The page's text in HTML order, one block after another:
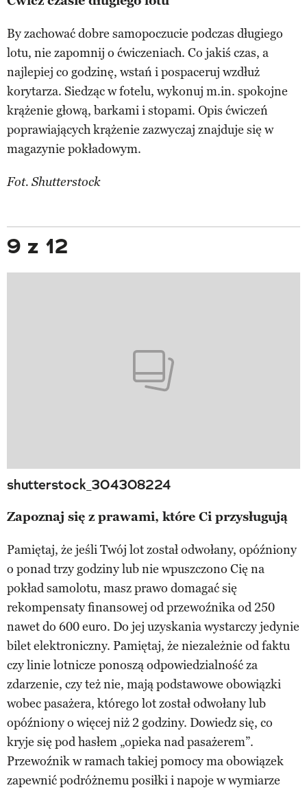
By zachować dobre samopoczucie podczas długiego
lotu, nie zapomnij o ćwiczeniach. Co jakiś czas, a
najlepiej co godzinę, wstań i pospaceruj wzdłuż
korytarza. Siedząc w fotelu, wykonuj m.in. spokojne
krążenie głową, barkami i stopami. Opis ćwiczeń
poprawiających krążenie zazwyczaj znajduje się w
magazynie pokładowym.
Fot. Shutterstock
9 z 12
shutterstock_304308224
Zapoznaj się z prawami, które Ci przysługują
Pamiętaj, że jeśli Twój lot został odwołany, opóźniony
o ponad trzy godziny lub nie wpuszczono Cię na
pokład samolotu, masz prawo domagać się
rekompensaty finansowej od przewoźnika od 250
nawet do 600 euro. Do jej uzyskania wystarczy jedynie
bilet elektroniczny. Pamiętaj, że niezależnie od faktu
czy linie lotnicze ponoszą odpowiedzialność za
zdarzenie, czy też nie, mają podstawowe obowiązki
wobec pasażera, którego lot został odwołany lub
opóźniony o więcej niż 2 godziny. Dowiedz się, co
kryje się pod hasłem „opieka nad pasażerem”.
Przewoźnik w ramach takiej pomocy ma obowiązek
zapewnić podróżnemu posiłki i napoje w wymiarze